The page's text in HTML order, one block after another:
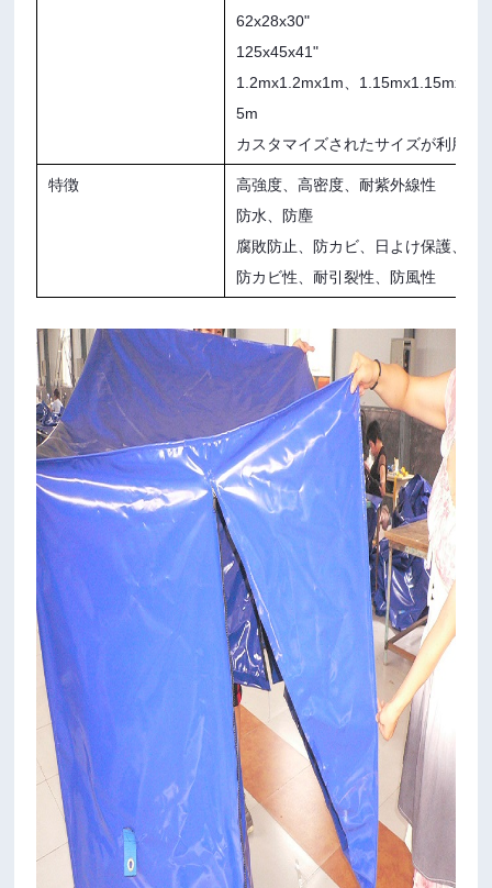
62x28x30"
125x45x41"
1.2mx1.2mx1m、
5m
カスタマイズされたサイズが利用可
特徴
高強度、高密度、耐紫外線性
防水、防塵
腐敗防止、防カビ、日よけ保護、
防カビ性、耐引裂性、防風性